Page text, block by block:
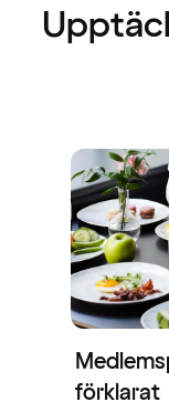
förklarat